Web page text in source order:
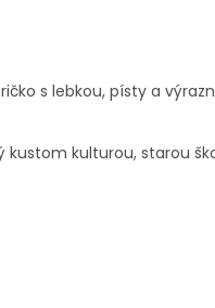
s lebkou, písty a
kulturou, starou